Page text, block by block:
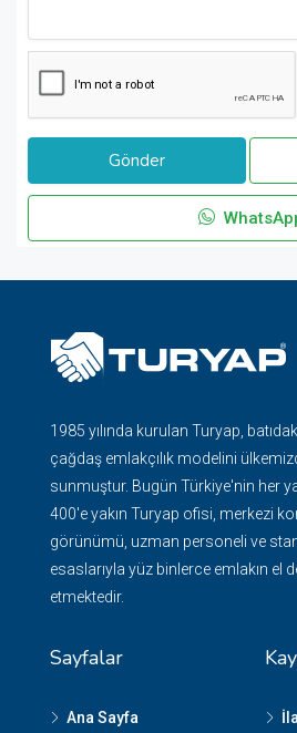
1985 yılında kurulan Turyap,
çağdaş emlakçılık modelini
sunmuştur. Bugün Türkiye'nin her
400'e yakın Turyap ofisi, merkezi
görünümü, uzman personeli ve
esaslarıyla yüz binlerce emlakın el
etmektedir.
Sayfalar
Ana Sayfa